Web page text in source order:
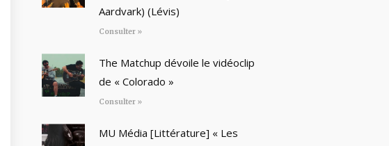
Aardvark) (Lévis)
Consulter »
The Matchup dévoile le vidéoclip
de « Colorado »
Consulter »
MU Média [Littérature] « Les